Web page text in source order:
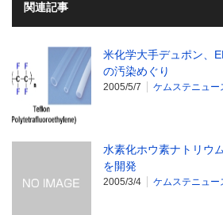
関連記事
米化学大手デュポン、
の汚染めぐり
2005/5/7 ケムステニュー
水素化ホウ素ナトリウ
を開発
2005/3/4 ケムステニュー